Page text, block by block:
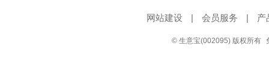
网站建设 | 会员服务 | 产
© 生意宝(002095) 版权所有